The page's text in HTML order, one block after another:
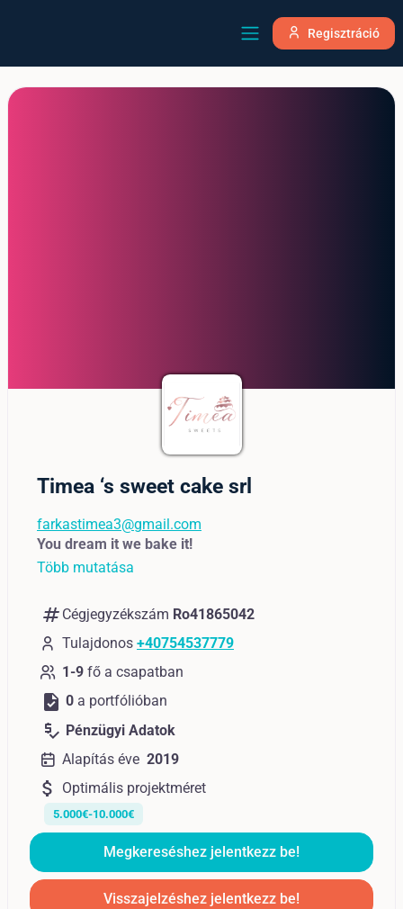
Regisztráció
Timea ‘s sweet cake srl
farkastimea3@gmail.com
You dream it we bake it!
Több mutatása
numbers Cégjegyzékszám Ro41865042
Tulajdonos +40754537779
1-9 fő a csapatban
task 0 a portfólióban
price_check Pénzügyi Adatok
Alapítás éve 2019
attach_money Optimális projektméret
5.000€-10.000€
Megkereséshez jelentkezz be!
Visszajelzéshez jelentkezz be!